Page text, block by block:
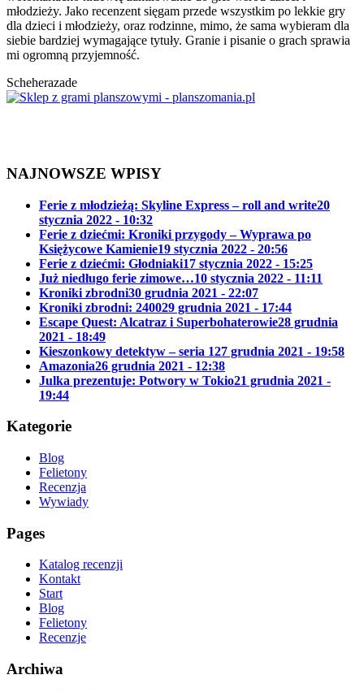
młodzieży. Jako recenzent sięgam przede wszystkim po lekkie gry
dla dzieci i młodzieży, oraz rodzinne, mimo, że sama wybieram dla
siebie bardziej wymagające tytuły. Granie i pisanie o grach sprawia
mi ogromną przyjemność.
Scheherazade
NAJNOWSZE WPISY
Ferie z młodzieżą: Skyline Express – roll and write20
stycznia 2022 - 10:32
Ferie z dziećmi: Kroniki przygody – Wyprawa po
Księżycowe Kamienie19 stycznia 2022 - 20:56
Ferie z dziećmi: Głodniaki17 stycznia 2022 - 15:25
Już niedługo ferie zimowe…10 stycznia 2022 - 11:11
Kroniki zbrodni30 grudnia 2021 - 22:07
Kroniki zbrodni: 240029 grudnia 2021 - 17:44
Escape Quest: Alcatraz i Superbohaterowie28 grudnia
2021 - 18:49
Kieszonkowy detektyw – seria 127 grudnia 2021 - 19:58
Amazonia26 grudnia 2021 - 12:38
Julka prezentuje: Potwory w Tokio21 grudnia 2021 -
19:44
Kategorie
Blog
Felietony
Recenzja
Wywiady
Pages
Katalog recenzji
Kontakt
Start
Blog
Felietony
Recenzje
Archiwa